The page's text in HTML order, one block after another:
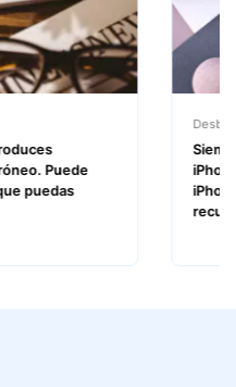
Puede
puedas